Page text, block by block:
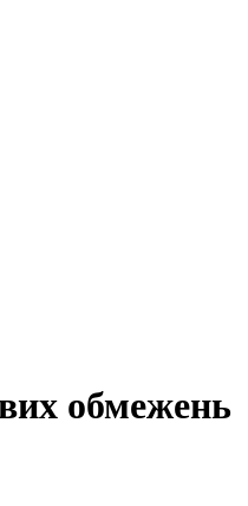
обмежень